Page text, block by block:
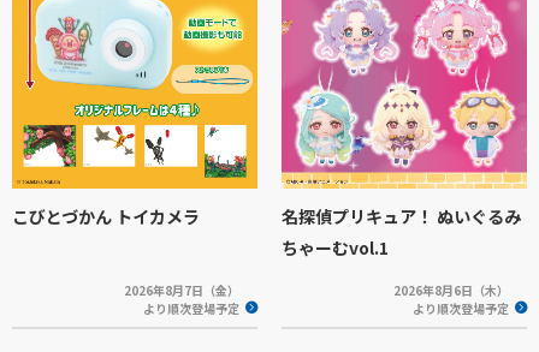
こびとづかん トイカメラ
2026年8月7日（金）
より順次登場予定
名探偵プリキュア！ ぬいぐるみ
ちゃーむvol.1
2026年8月6日（木）
より順次登場予定